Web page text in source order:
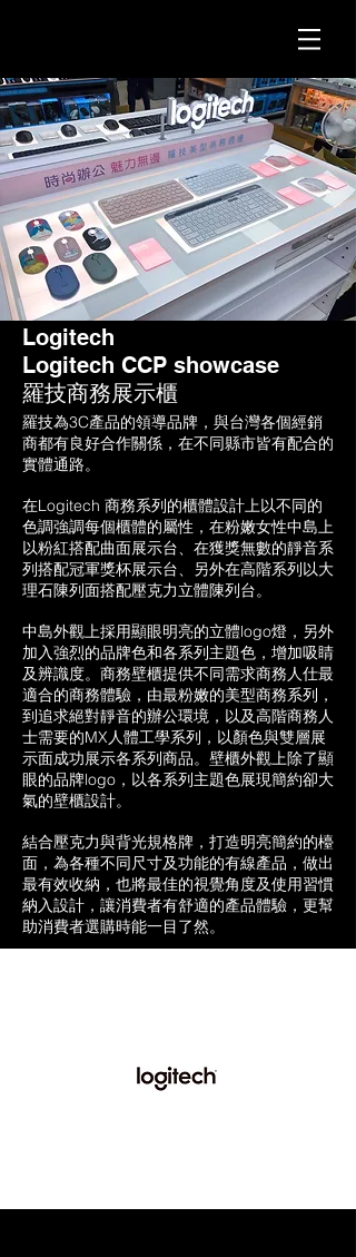
Logitech
Logitech CCP showcase
羅技商務展示櫃
羅技為3C產品的領導品牌，與台灣各個經銷
商都有良好合作關係，在不同縣市皆有配合的
實體通路。
在Logitech 商務系列的櫃體設計上以不同的
色調強調每個櫃體的屬性，在粉嫩女性中島上
以粉紅搭配曲面展示台、在獲獎無數的靜音系
列搭配冠軍獎杯展示台、另外在高階系列以大
理石陳列面搭配壓克力立體陳列台。
中島外觀上採用顯眼明亮的立體logo燈，另外
加入強烈的品牌色和各系列主題色，增加吸睛
及辨識度。商務壁櫃提供不同需求商務人仕最
適合的商務體驗，由最粉嫩的美型商務系列，
到追求絕對靜音的辦公環境，以及高階商務人
士需要的MX人體工學系列，以顏色與雙層展
示面成功展示各系列商品。壁櫃外觀上除了顯
眼的品牌logo，以各系列主題色展現簡約卻大
氣的壁櫃設計。
結合壓克力與背光規格牌，打造明亮簡約的檯
面，為各種不同尺寸及功能的有線產品，做出
最有效收納，也將最佳的視覺角度及使用習慣
納入設計，讓消費者有舒適的產品體驗，更幫
助消費者選購時能一目了然。